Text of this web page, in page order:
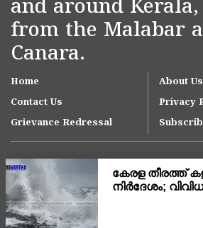
and around
from the Malabar
Canara.
Home
About Us
Contact Us
Privacy
Grievance Redressal